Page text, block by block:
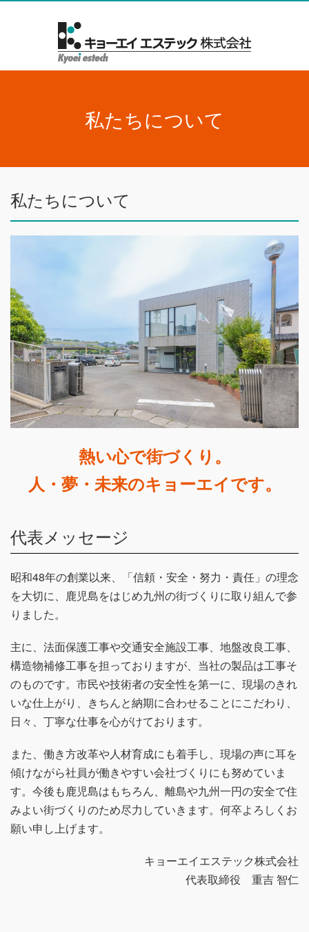
私たちについて
私たちについて
熱い心で街づくり。
人・夢・未来のキョーエイです。
代表メッセージ
昭和48年の創業以来、「信頼・安全・努力・責任」の理念
を大切に、鹿児島をはじめ九州の街づくりに取り組んで参
りました。
主に、法面保護工事や交通安全施設工事、地盤改良工事、
構造物補修工事を担っておりますが、当社の製品は工事そ
のものです。市民や技術者の安全性を第一に、現場のきれ
いな仕上がり、きちんと納期に合わせることにこだわり、
日々、丁寧な仕事を心がけております。
また、働き方改革や人材育成にも着手し、現場の声に耳を
傾けながら社員が働きやすい会社づくりにも努めていま
す。今後も鹿児島はもちろん、離島や九州一円の安全で住
みよい街づくりのため尽力していきます。何卒よろしくお
願い申し上げます。
キョーエイエステック株式会社
代表取締役 重吉 智仁